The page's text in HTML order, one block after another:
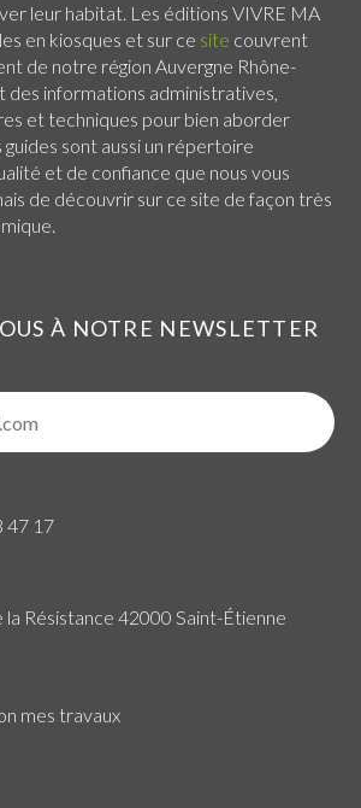
leur habitat. Les éditions VIVRE MA
en kiosques et sur ce site couvrent
de notre région Auvergne Rhône-
des informations administratives,
et techniques pour bien aborder
sont aussi un répertoire
et de confiance que nous vous
de découvrir sur ce site de façon très
À NOTRE NEWSLETTER
47 17
la Résistance 42000 Saint-Étienne
mes travaux